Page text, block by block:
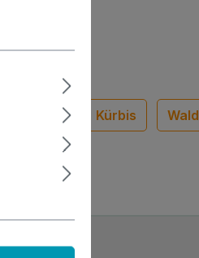
Herbst Kürbis Wald